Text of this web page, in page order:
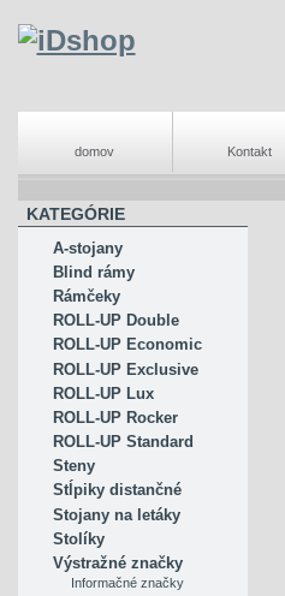
domov Kontakt
KATEGÓRIE
A-stojany
Blind rámy
Rámčeky
ROLL-UP Double
ROLL-UP Economic
ROLL-UP Exclusive
ROLL-UP Lux
ROLL-UP Rocker
ROLL-UP Standard
Steny
Stĺpiky distančné
Stojany na letáky
Stolíky
Výstražné značky
Informačné značky